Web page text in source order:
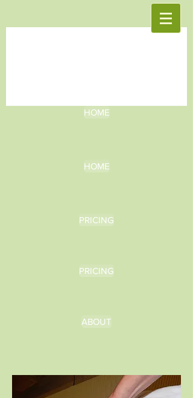
ABOUT
PRICING
HOME
HOME
PRICING